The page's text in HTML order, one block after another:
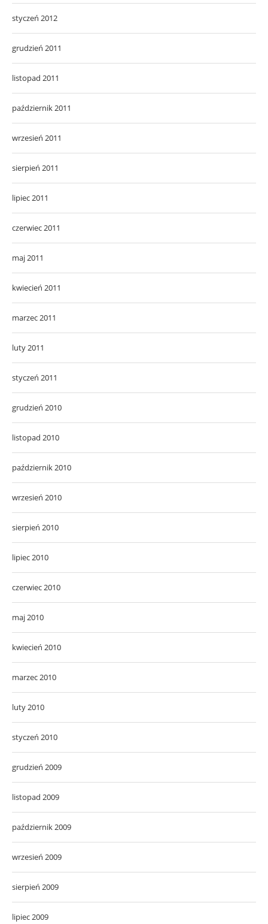
styczeń 2012
grudzień 2011
listopad 2011
październik 2011
wrzesień 2011
sierpień 2011
lipiec 2011
czerwiec 2011
maj 2011
kwiecień 2011
marzec 2011
luty 2011
styczeń 2011
grudzień 2010
listopad 2010
październik 2010
wrzesień 2010
sierpień 2010
lipiec 2010
czerwiec 2010
maj 2010
kwiecień 2010
marzec 2010
luty 2010
styczeń 2010
grudzień 2009
listopad 2009
październik 2009
wrzesień 2009
sierpień 2009
lipiec 2009